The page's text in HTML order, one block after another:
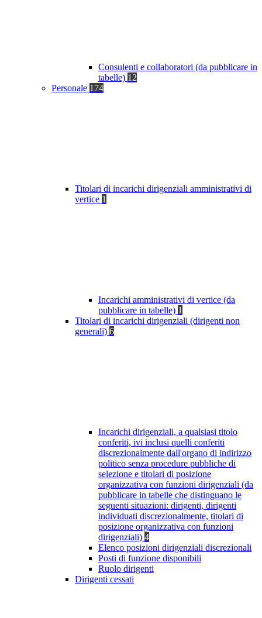
Consulenti e collaboratori (da pubblicare in
tabelle) 12
Personale 174
Titolari di incarichi dirigenziali amministrativi di
vertice 1
Incarichi amministrativi di vertice (da
pubblicare in tabelle) 1
Titolari di incarichi dirigenziali (dirigenti non
generali) 6
Incarichi dirigenziali, a qualsiasi titolo
conferiti, ivi inclusi quelli conferiti
discrezionalmente dall'organo di indirizzo
politico senza procedure pubbliche di
selezione e titolari di posizione
organizzativa con funzioni dirigenziali (da
pubblicare in tabelle che distinguano le
seguenti situazioni: dirigenti, dirigenti
individuati discrezionalmente, titolari di
posizione organizzativa con funzioni
dirigenziali) 4
Elenco posizioni dirigenziali discrezionali
Posti di funzione disponibili
Ruolo dirigenti
Dirigenti cessati